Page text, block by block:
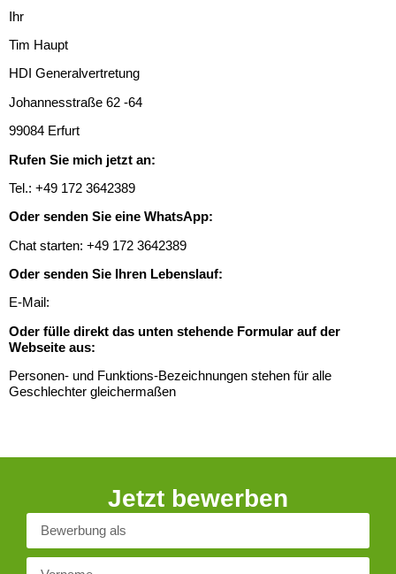
Ihr
Tim Haupt
HDI Generalvertretung
Johannesstraße 62 -64
99084 Erfurt
Rufen Sie mich jetzt an:
Tel.: +49 172 3642389‬
Oder senden Sie eine WhatsApp:
Chat starten: +49 172 3642389‬
Oder senden Sie Ihren Lebenslauf:
E-Mail:
Oder fülle direkt das unten stehende Formular auf der
Webseite aus:
Personen- und Funktions-Bezeichnungen stehen für alle
Geschlechter gleichermaßen
Jetzt bewerben